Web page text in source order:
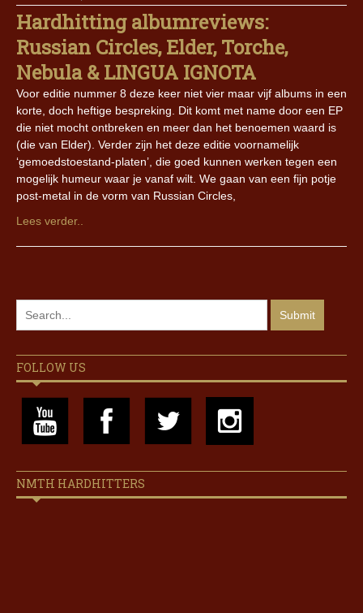
Hardhitting albumreviews:
Russian Circles, Elder, Torche,
Nebula & LINGUA IGNOTA
Voor editie nummer 8 deze keer niet vier maar vijf albums in een
korte, doch heftige bespreking. Dit komt met name door een EP
die niet mocht ontbreken en meer dan het benoemen waard is
(die van Elder). Verder zijn het deze editie voornamelijk
‘gemoedstoestand-platen’, die goed kunnen werken tegen een
mogelijk humeur waar je vanaf wilt. We gaan van een fijn potje
post-metal in de vorm van Russian Circles,
Lees verder..
FOLLOW US
NMTH HARDHITTERS